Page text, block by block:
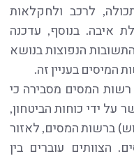
לרכב ולחקלאות
איבה. בנוסף, עדכנה
הנפוצות בנושא
המיסים בעניין זה.
רשות המסים מסבירה כי
על ידי כוחות הביטחון,
ברשות המסים, לאזור
הצוותים עוברים בין